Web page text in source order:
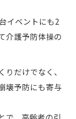
イベントにも2
介護予防体操の
だけでなく、
壊予防にも寄与